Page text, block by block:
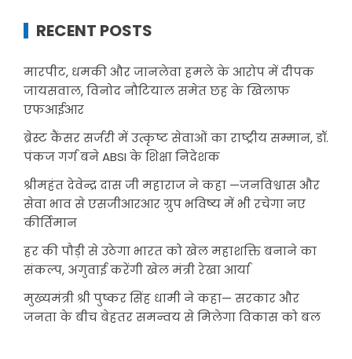
RECENT POSTS
मारपीट, धमकी और जानलेवा हमले के आरोप में दीपक
जायसवाल, विनोद नौटियाल समेत छह के खिलाफ
एफआईआर
ब्रेस्ट कैंसर सर्जरी में उत्कृष्ट सेवाओं का राष्ट्रीय सम्मान, डॉ.
पंकज गर्ग बने ABSI के शिक्षा निदेशक
श्रीमहंत देवेन्द्र दास जी महाराज ने कहा —जनविश्वास और
सेवा भाव से एसजीआरआर ग्रुप भविष्य में भी रचेगा नए
कीर्तिमान
हर की पौड़ी से उठेगा भारत को खेल महाशक्ति बनाने का
संकल्प, अगुवाई करेंगी खेल मंत्री रेखा आर्या
मुख्यमंत्री श्री पुष्कर सिंह धामी ने कहा— सरकार और
जनता के बीच बेहतर समन्वय से मिलेगा विकास को बल